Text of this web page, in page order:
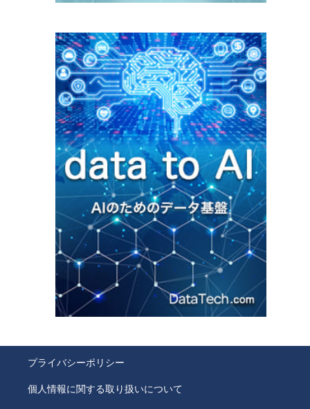
プライバシーポリシー
個人情報に関する取り扱いについて